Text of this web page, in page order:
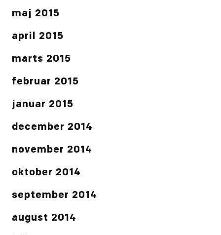
maj 2015
april 2015
marts 2015
februar 2015
januar 2015
december 2014
november 2014
oktober 2014
september 2014
august 2014